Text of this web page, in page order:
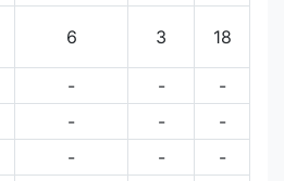
6 3 18
- -
-
- -
-
- -
-